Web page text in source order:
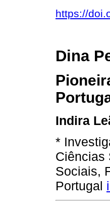
https://
Dina
Indira
*
Ciências
Sociais,
Portugal